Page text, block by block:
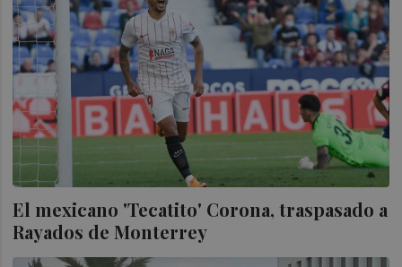
El mexicano 'Tecatito' Corona, traspasado a
Rayados de Monterrey